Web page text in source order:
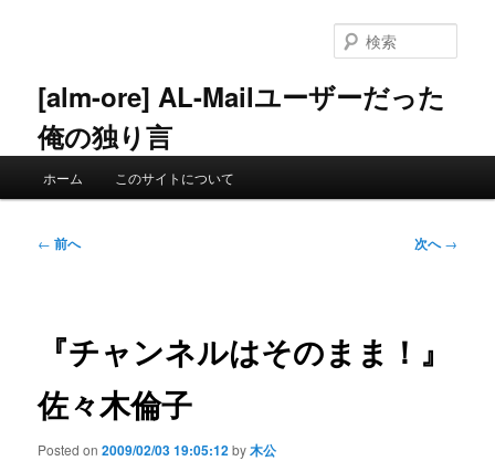
ン
へ
[alm-ore] AL-Mailユーザーだった
俺の独り言
索
ホーム このサイトについて
投
ョ
ン
← 前へ 次へ→
『チャンネルはそのまま！』
佐々木倫子
Posted on2009/02/03 19:05:12by木公